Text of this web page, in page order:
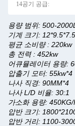
14공기 공급:
용량 범위: 500-2000L
기계 크기:
평균 소비량 : 220kw
총 전력 : 452kw
어큐뮬레이터 용량:
압출기 모터: 55kw*4
나사 직경: 90MM*4
나사 L/D 비율: 30:1
가소화 용량: 450KG/
압반 크기:
압반 거리: 1100-